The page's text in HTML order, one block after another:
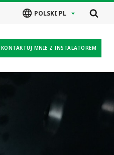
POLSKI PL
MNIE Z INSTALATOREM